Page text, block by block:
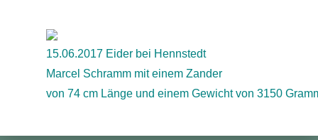
15.06.2017 Eider bei Hennstedt
Marcel Schramm mit einem Zander
von 74 cm Länge und einem Gewicht von 3150